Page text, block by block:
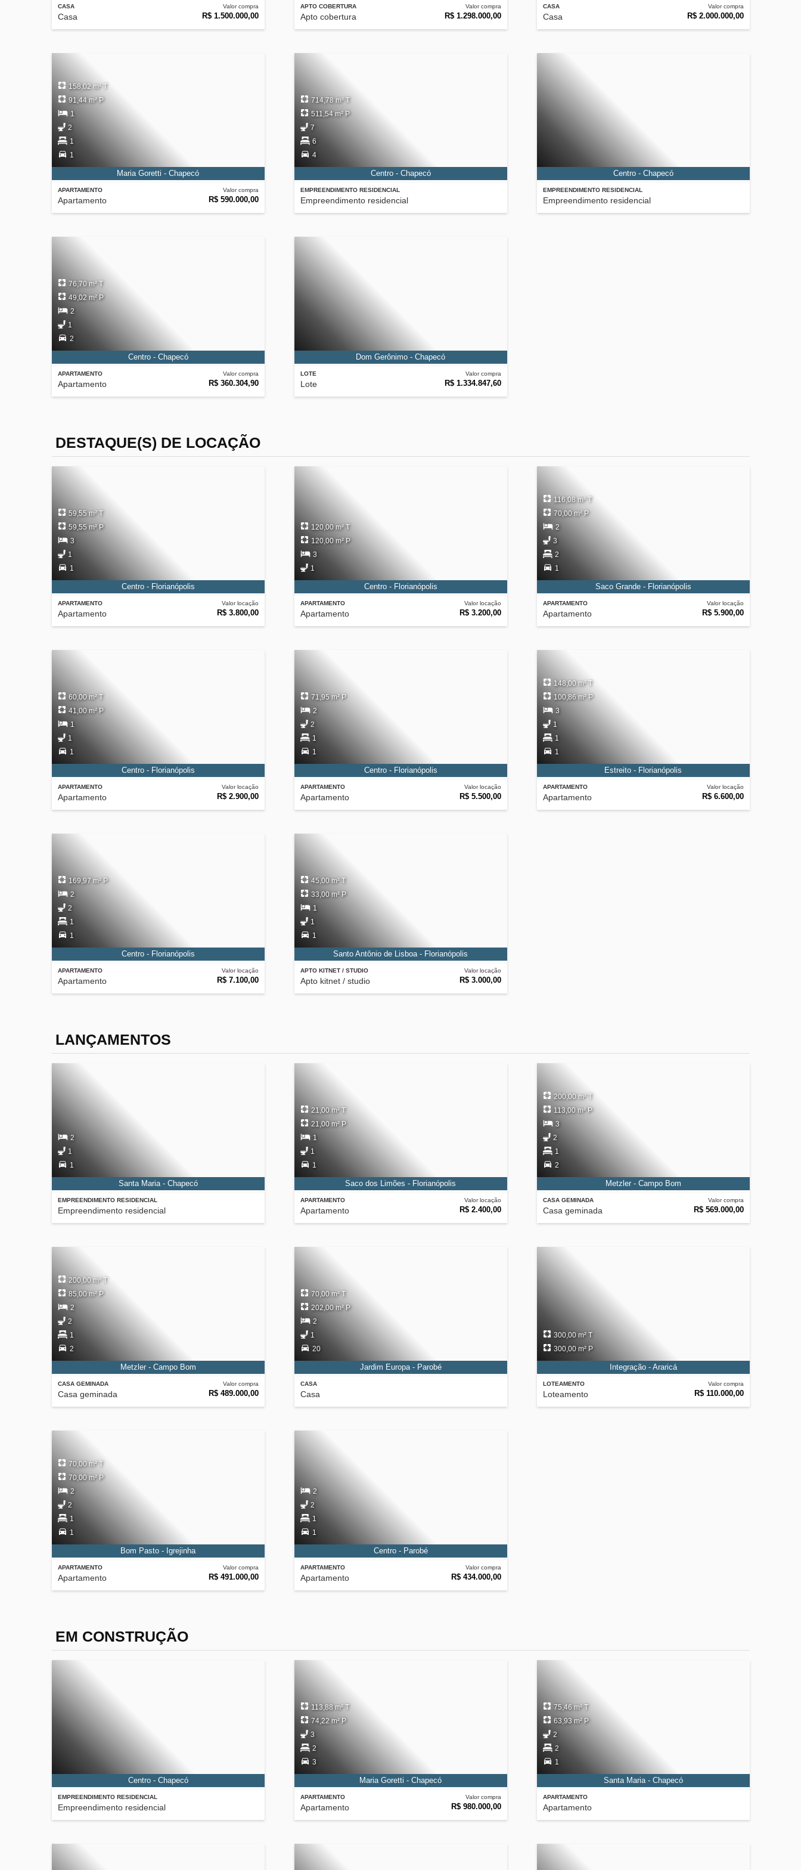
CASA
Casa
Valor compra
R$ 1.500.000,00
APTO COBERTURA
Apto cobertura
Valor compra
R$ 1.298.000,00
CASA
Casa
Valor compra
R$ 2.000.000,00
APARTAMENTO
Apartamento
Valor compra
R$ 590.000,00
158,02 m² T
91,44 m² P
1
2
1
1
Maria Goretti - Chapecó
EMPREENDIMENTO RESIDENCIAL
Empreendimento residencial
714,78 m² T
511,54 m² P
7
6
4
Centro - Chapecó
EMPREENDIMENTO RESIDENCIAL
Empreendimento residencial
Centro - Chapecó
APARTAMENTO
Apartamento
Valor compra
R$ 360.304,90
76,70 m² T
49,02 m² P
2
1
2
Centro - Chapecó
LOTE
Lote
Valor compra
R$ 1.334.847,60
Dom Gerônimo - Chapecó
DESTAQUE(S) DE LOCAÇÃO
APARTAMENTO
Apartamento
Valor locação
R$ 3.800,00
59,55 m² T
59,55 m² P
3
1
1
Centro - Florianópolis
APARTAMENTO
Apartamento
Valor locação
R$ 3.200,00
120,00 m² T
120,00 m² P
3
1
Centro - Florianópolis
APARTAMENTO
Apartamento
Valor locação
R$ 5.900,00
116,08 m² T
70,00 m² P
2
3
2
1
Saco Grande - Florianópolis
APARTAMENTO
Apartamento
Valor locação
R$ 2.900,00
60,00 m² T
41,00 m² P
1
1
1
Centro - Florianópolis
APARTAMENTO
Apartamento
Valor locação
R$ 5.500,00
71,95 m² P
2
2
1
1
Centro - Florianópolis
APARTAMENTO
Apartamento
Valor locação
R$ 6.600,00
148,00 m² T
100,86 m² P
3
1
1
1
Estreito - Florianópolis
APARTAMENTO
Apartamento
Valor locação
R$ 7.100,00
169,97 m² P
2
2
1
1
Centro - Florianópolis
APTO KITNET / STUDIO
Apto kitnet / studio
Valor locação
R$ 3.000,00
45,00 m² T
33,00 m² P
1
1
1
Santo Antônio de Lisboa - Florianópolis
LANÇAMENTOS
EMPREENDIMENTO RESIDENCIAL
Empreendimento residencial
2
1
1
Santa Maria - Chapecó
APARTAMENTO
Apartamento
Valor locação
R$ 2.400,00
21,00 m² T
21,00 m² P
1
1
1
Saco dos Limões - Florianópolis
CASA GEMINADA
Casa geminada
Valor compra
R$ 569.000,00
200,00 m² T
113,00 m² P
3
2
1
2
Metzler - Campo Bom
CASA GEMINADA
Casa geminada
Valor compra
R$ 489.000,00
200,00 m² T
85,00 m² P
2
2
1
2
Metzler - Campo Bom
CASA
Casa
70,00 m² T
202,00 m² P
2
1
20
Jardim Europa - Parobé
LOTEAMENTO
Loteamento
Valor compra
R$ 110.000,00
300,00 m² T
300,00 m² P
Integração - Araricá
APARTAMENTO
Apartamento
Valor compra
R$ 491.000,00
70,00 m² T
70,00 m² P
2
2
1
1
Bom Pasto - Igrejinha
APARTAMENTO
Apartamento
Valor compra
R$ 434.000,00
2
2
1
1
Centro - Parobé
EM CONSTRUÇÃO
EMPREENDIMENTO RESIDENCIAL
Empreendimento residencial
Centro - Chapecó
APARTAMENTO
Apartamento
Valor compra
R$ 980.000,00
113,88 m² T
74,22 m² P
3
2
3
Maria Goretti - Chapecó
APARTAMENTO
Apartamento
75,46 m² T
63,93 m² P
2
2
1
Santa Maria - Chapecó